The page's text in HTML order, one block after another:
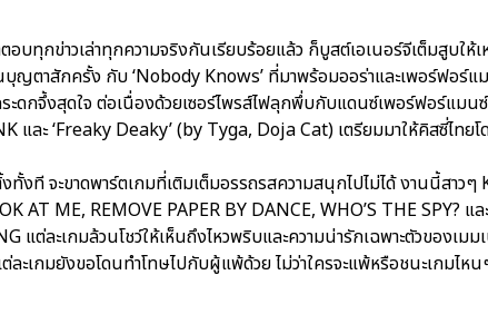
อบทุกข่าวเล่าทุกความจริงกันเรียบร้อยแล้ว ก็บูสต์เอเนอร์จีเต็มสูบใ
บุญตาสักครั้ง กับ ‘Nobody Knows’ ที่มาพร้อมออร่าและเพอร์ฟอร์แ
ดกจึ้งสุดใจ ต่อเนื่องด้วยเซอร์ไพรส์ไฟลุกพึ่บกับแดนซ์เพอร์ฟอร์แมน
และ ‘Freaky Deaky’ (by Tyga, Doja Cat) เตรียมมาให้คิสซี่ไทยโ
งที จะขาดพาร์ตเกมที่เติมเต็มอรรถรสความสนุกไปไม่ได้ งานนี้สาวๆ
AT ME, REMOVE PAPER BY DANCE, WHO’S THE SPY? แ
แต่ละเกมล้วนโชว์ให้เห็นถึงไหวพริบและความน่ารักเฉพาะตัวของเม
ะเกมยังขอโดนทำโทษไปกับผู้แพ้ด้วย ไม่ว่าใครจะแพ้หรือชนะเกมไห